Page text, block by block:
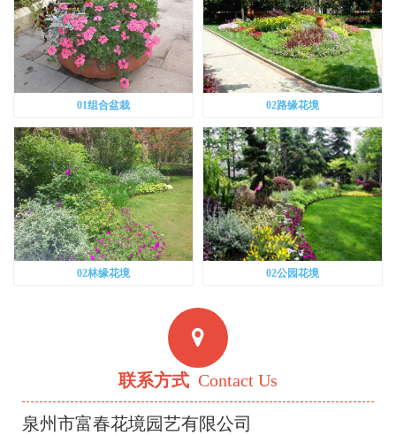
01组合盆栽 02路缘花境
02林缘花境 02公园花境
联系方式 Contact Us
泉州市富春花境园艺有限公司